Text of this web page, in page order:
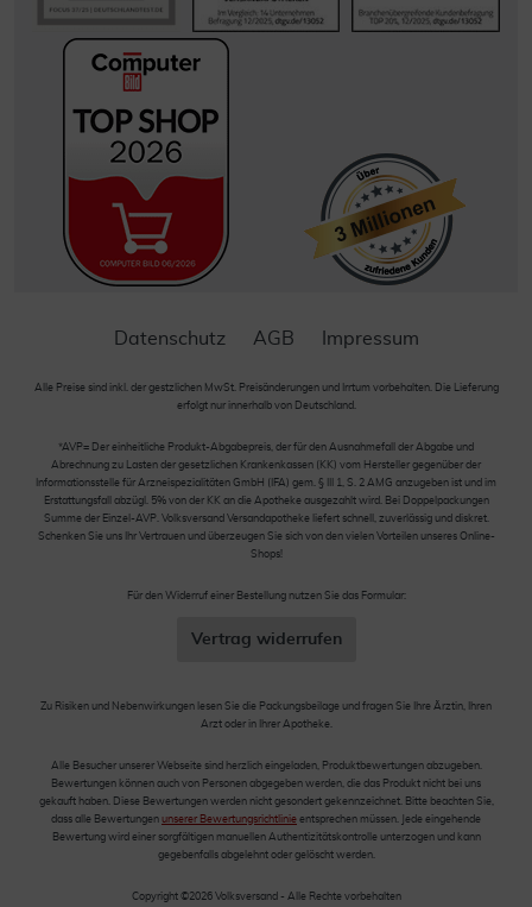
Datenschutz AGB Impressum
Alle Preise sind inkl. der gestzlichen MwSt. Preisänderungen und Irrtum vorbehalten. Die Lieferung
erfolgt nur innerhalb von Deutschland.
*AVP= Der einheitliche Produkt-Abgabepreis, der für den Ausnahmefall der Abgabe und
Abrechnung zu Lasten der gesetzlichen Krankenkassen (KK) vom Hersteller gegenüber der
Informationsstelle für Arzneispezialitäten GmbH (IFA) gem. § III 1, S. 2 AMG anzugeben ist und im
Erstattungsfall abzügl. 5% von der KK an die Apotheke ausgezahlt wird. Bei Doppelpackungen
Summe der Einzel-AVP. Volksversand Versandapotheke liefert schnell, zuverlässig und diskret.
Schenken Sie uns Ihr Vertrauen und überzeugen Sie sich von den vielen Vorteilen unseres Online-
Shops!
Für den Widerruf einer Bestellung nutzen Sie das Formular:
Vertrag widerrufen
Zu Risiken und Nebenwirkungen lesen Sie die Packungsbeilage und fragen Sie Ihre Ärztin, Ihren
Arzt oder in Ihrer Apotheke.
Alle Besucher unserer Webseite sind herzlich eingeladen, Produktbewertungen abzugeben.
Bewertungen können auch von Personen abgegeben werden, die das Produkt nicht bei uns
gekauft haben. Diese Bewertungen werden nicht gesondert gekennzeichnet. Bitte beachten Sie,
dass alle Bewertungen unserer Bewertungsrichtlinie entsprechen müssen. Jede eingehende
Bewertung wird einer sorgfältigen manuellen Authentizitätskontrolle unterzogen und kann
gegebenfalls abgelehnt oder gelöscht werden.
Copyright ©2026 Volksversand - Alle Rechte vorbehalten